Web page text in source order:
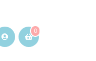
0